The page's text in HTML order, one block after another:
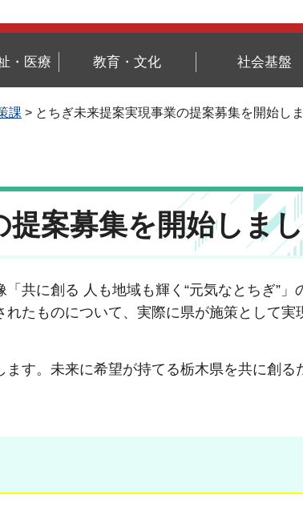
・医療 教育・文化 社会基盤
課 > とちぎ未来提案実現事業の提案募集を開始しま
提案募集を開始しま
共に創る 人も地域も輝く“元気なとちぎ”」
たものについて、実際に県が施策として実
す。未来に希望が持てる栃木県を共に創る